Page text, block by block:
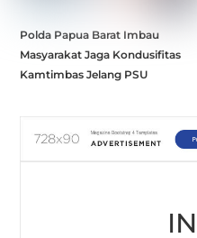
Polda Papua Barat Imbau
Masyarakat Jaga Kondusifitas
Kamtimbas Jelang PSU